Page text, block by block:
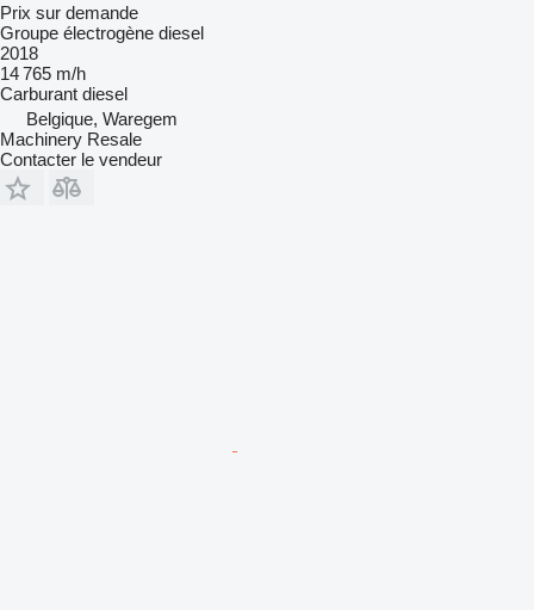
Prix sur demande
Groupe électrogène diesel
2018
14 765 m/h
Carburant diesel
Belgique, Waregem
Machinery Resale
Contacter le vendeur